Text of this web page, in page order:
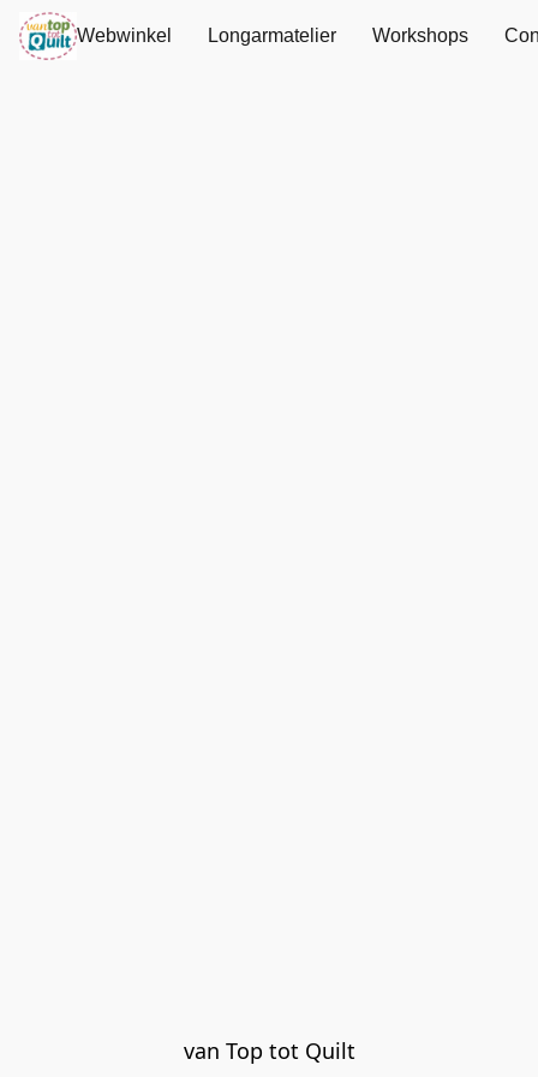
Webwinkel Longarmatelier Workshops
van Top tot Quilt